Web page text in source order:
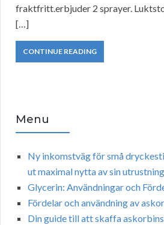
fraktfritt.erbjuder 2 sprayer.
[…]
CONTINUE READING
Menu
Ny inkomstväg för små
ut maximal nytta av sin utrustning
Glycerin: Användningar och
Fördelar och användning av
Din guide till att skaffa